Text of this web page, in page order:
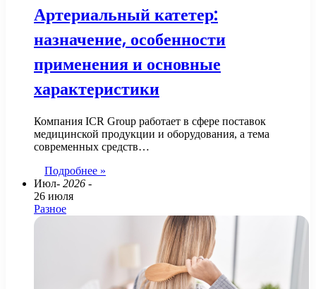
Артериальный катетер:
назначение, особенности
применения и основные
характеристики
Компания ICR Group работает в сфере поставок
медицинской продукции и оборудования, а тема
современных средств…
Подробнее »
Июл- 2026 -
26 июля
Разное